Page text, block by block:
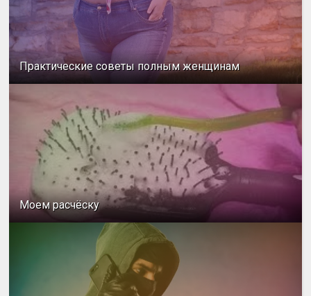
Практические советы полным женщинам
Моем расчёску